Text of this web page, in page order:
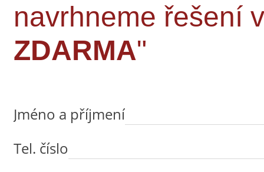
navrhneme řešení
ZDARMA"
Jméno a příjmení
Tel. číslo